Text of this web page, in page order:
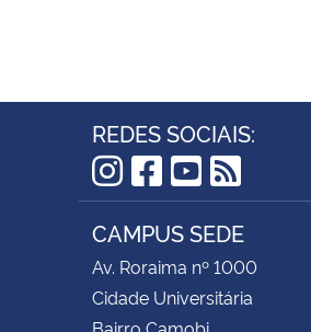
REDES SOCIAIS:
Instagram
Facebook
YouTube
RSS
CAMPUS SEDE
Av. Roraima nº 1000
Cidade Universitária
Bairro Camobi